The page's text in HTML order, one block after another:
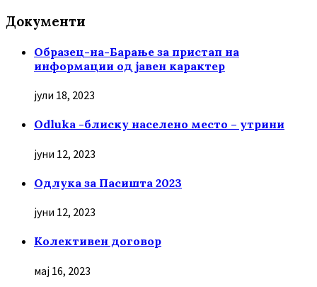
Документи
Образец-на-Барање за пристап на
информации од јавен карактер
јули 18, 2023
Odluka -блиску населено место – утрини
јуни 12, 2023
Oдлука за Пасишта 2023
јуни 12, 2023
Колективен договор
мај 16, 2023